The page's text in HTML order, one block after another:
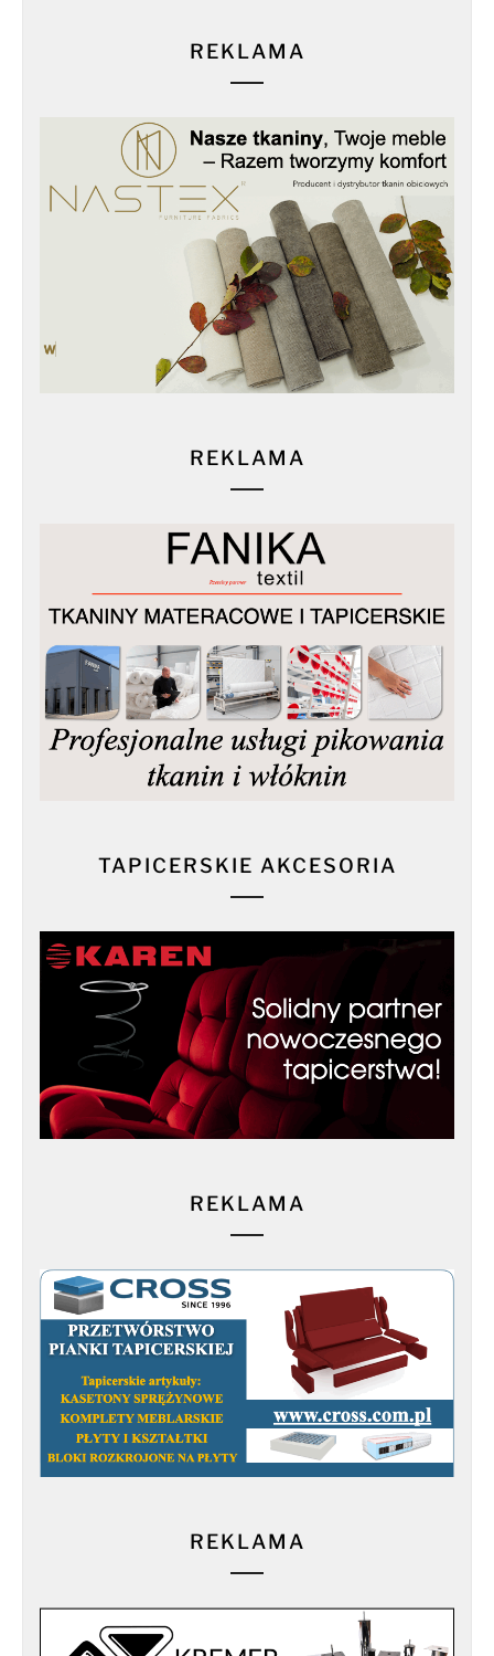
REKLAMA
REKLAMA
TAPICERSKIE AKCESORIA
REKLAMA
REKLAMA